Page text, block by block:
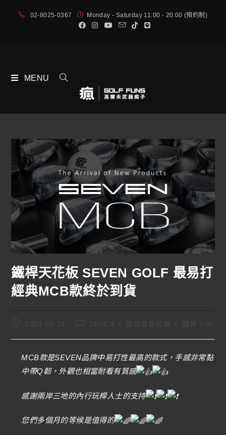
02-8025-0367 Monday - Saturday 11:00 - 20:00 (預約制)
MENU
鐵桿天花板 SEVEN GOLF 最易打
經典MCB款終於到貨
2024-01-29 鐵桿 Iron
MCB款是SEVEN品牌中易打性最高的款式，手感非常黏
中帶Q韌，外觀也相當耐看有質感
感謝兩岸三地的內行玩桿人士的支持
您們多個月的等候是值得的